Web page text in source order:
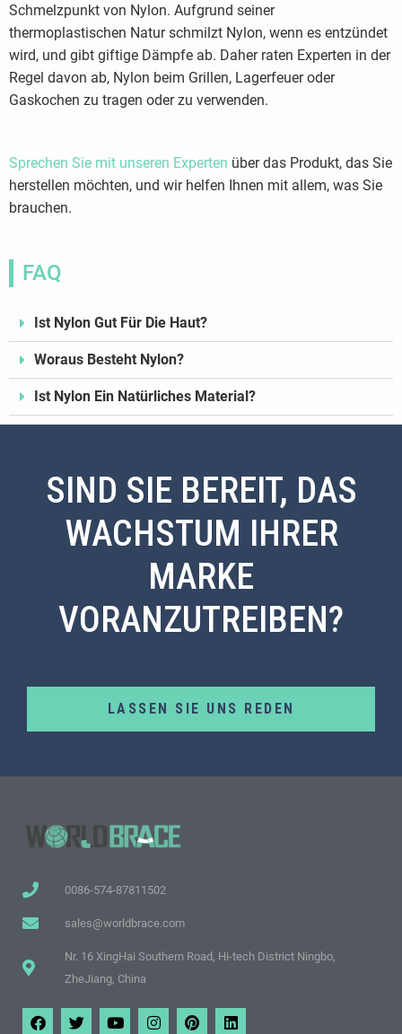
Schmelzpunkt von Nylon. Aufgrund seiner
thermoplastischen Natur schmilzt Nylon, wenn es entzündet
wird, und gibt giftige Dämpfe ab. Daher raten Experten in der
Regel davon ab, Nylon beim Grillen, Lagerfeuer oder
Gaskochen zu tragen oder zu verwenden.
Sprechen Sie mit unseren Experten über das Produkt, das Sie
herstellen möchten, und wir helfen Ihnen mit allem, was Sie
brauchen.
FAQ
Ist Nylon Gut Für Die Haut?
Woraus Besteht Nylon?
Ist Nylon Ein Natürliches Material?
SIND SIE BEREIT, DAS
WACHSTUM IHRER
MARKE
VORANZUTREIBEN?
LASSEN SIE UNS REDEN
0086-574-87811502
sales@worldbrace.com
Nr. 16 XingHai Southern Road, Hi-tech District Ningbo,
ZheJiang, China
F
a
T
w
Y
o
I
n
P
i
L
i